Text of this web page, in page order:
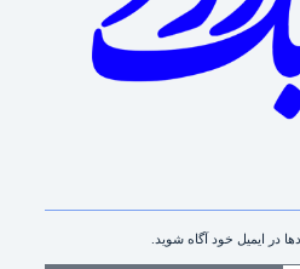
در ایمیل خود آگاه شوید.